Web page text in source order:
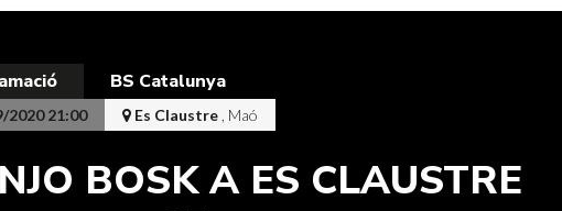
BS Catalunya
2020 21:00 Es Claustre , Maó
BOSK A ES CLAUSTRE